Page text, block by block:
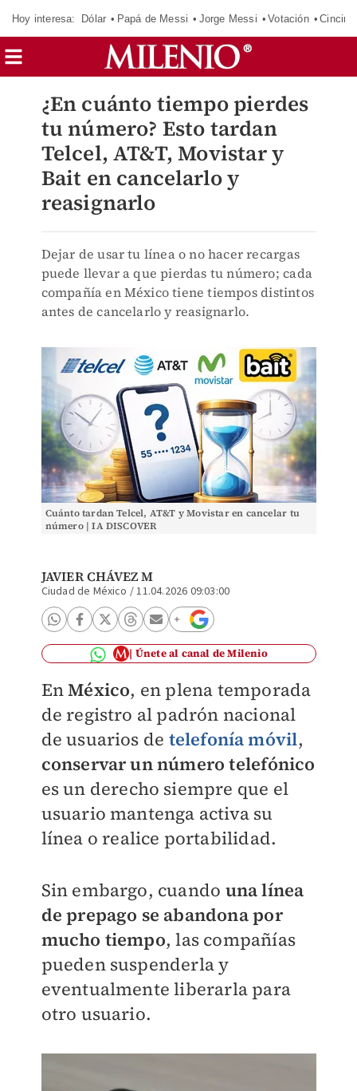
Hoy interesa: Dólar Papá de Messi Jorge Messi Votación
¿En cuánto tiempo pierdes
tu número? Esto tardan
Telcel, AT&T, Movistar y
Bait en cancelarlo y
reasignarlo
Dejar de usar tu línea o no hacer recargas
puede llevar a que pierdas tu número; cada
compañía en México tiene tiempos distintos
antes de cancelarlo y reasignarlo.
Cuánto tardan Telcel, AT&T y Movistar en cancelar tu
número | IA DISCOVER
JAVIER CHÁVEZ M
Ciudad de México /11.04.2026 09:03:00
Únete al canal de Milenio
EnMéxico, en plena temporada
de registro al padrón nacional
de usuarios de telefonía móvil,
conservar un número telefónico
es un derecho siempre que el
usuario mantenga activa su
línea o realice portabilidad.
Sin embargo, cuando una línea
de prepago se abandona por
mucho tiempo, las compañías
pueden suspenderla y
eventualmente liberarla para
otro usuario.